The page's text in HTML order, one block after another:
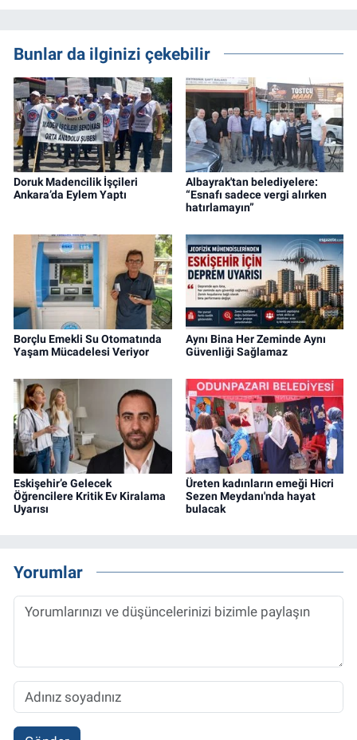
Bunlar da ilginizi çekebilir
Doruk Madencilik İşçileri
Ankara’da Eylem Yaptı
Albayrak'tan belediyelere:
“Esnafı sadece vergi alırken
hatırlamayın”
Borçlu Emekli Su Otomatında
Yaşam Mücadelesi Veriyor
Aynı Bina Her Zeminde Aynı
Güvenliği Sağlamaz
Eskişehir’e Gelecek
Öğrencilere Kritik Ev Kiralama
Uyarısı
Üreten kadınların emeği Hicri
Sezen Meydanı'nda hayat
bulacak
Yorumlar